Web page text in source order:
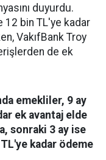
duyurdu.
12 bin TL'ye kadar
VakıfBank Troy
de ek
emekliler, 9 ay
ek avantaj elde
sonraki 3 ay ise
kadar ödeme